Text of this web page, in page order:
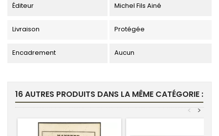
Éditeur Michel Fils Ainé
Livraison Protégée
Encadrement Aucun
16 AUTRES PRODUITS DANS LA MÊME CATÉGORIE :
>
<